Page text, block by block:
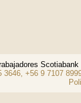
3646, +56 9 7107